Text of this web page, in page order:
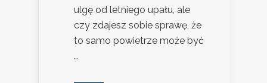
ulgę od letniego upału, ale
czy zdajesz sobie sprawę, że
to samo powietrze może być
…